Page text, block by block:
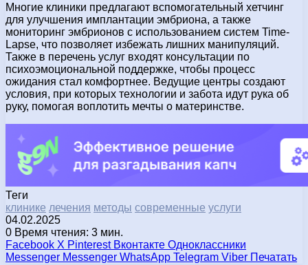
Многие клиники предлагают вспомогательный хетчинг
для улучшения имплантации эмбриона, а также
мониторинг эмбрионов с использованием систем Time-
Lapse, что позволяет избежать лишних манипуляций.
Также в перечень услуг входят консультации по
психоэмоциональной поддержке, чтобы процесс
ожидания стал комфортнее. Ведущие центры создают
условия, при которых технологии и забота идут рука об
руку, помогая воплотить мечты о материнстве.
Теги
клинике лечения методы современные услуги
04.02.2025
0 Время чтения: 3 мин.
Facebook X Pinterest Вконтакте Одноклассники
Messenger Messenger WhatsApp Telegram Viber Печатать